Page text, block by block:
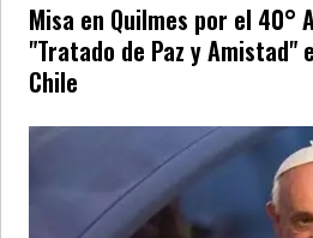
Misa en Quilmes por el 40°
"Tratado de Paz y
Chile